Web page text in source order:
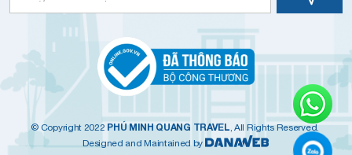
© Copyright 2022 PHÚ MINH QUANG TRAVEL, All Rights Reserved.
Designed and Maintained by